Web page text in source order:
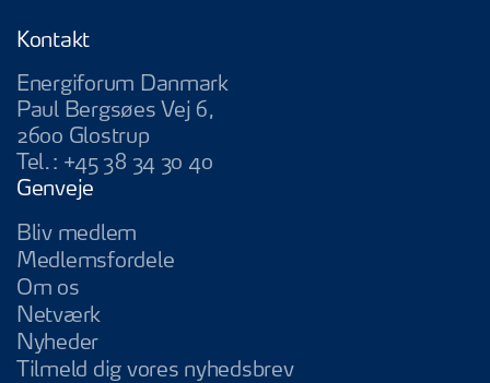
Kontakt
Energiforum Danmark
Paul Bergsøes Vej 6,
2600 Glostrup
Tel.: +45 38 34 30 40
Genveje
Bliv medlem
Medlemsfordele
Om os
Netværk
Nyheder
Tilmeld dig vores nyhedsbrev